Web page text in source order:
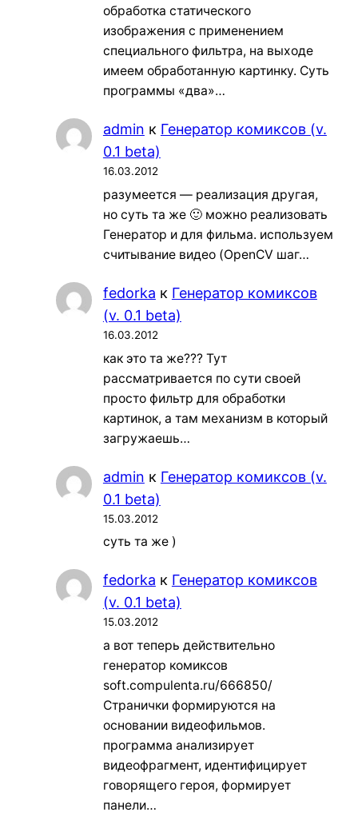
обработка статического
изображения с применением
специального фильтра, на выходе
имеем обработанную картинку. Суть
программы «два»…
admin к Генератор комиксов (v.
0.1 beta)
16.03.2012
разумеется — реализация другая,
но суть та же 🙂 можно реализовать
Генератор и для фильма. используем
считывание видео (OpenCV шаг…
fedorka к Генератор комиксов
(v. 0.1 beta)
16.03.2012
как это та же??? Тут
рассматривается по сути своей
просто фильтр для обработки
картинок, а там механизм в который
загружаешь…
admin к Генератор комиксов (v.
0.1 beta)
15.03.2012
суть та же )
fedorka к Генератор комиксов
(v. 0.1 beta)
15.03.2012
а вот теперь действительно
генератор комиксов
soft.compulenta.ru/666850/
Странички формируются на
основании видеофильмов.
программа анализирует
видеофрагмент, идентифицирует
говорящего героя, формирует
панели…